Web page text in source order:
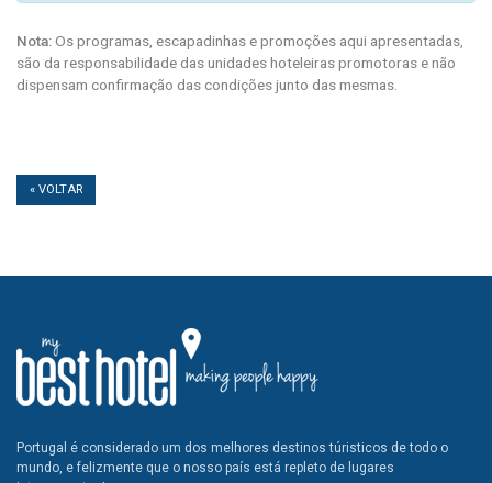
Nota:Os programas, escapadinhas e promoções aqui apresentadas,
são da responsabilidade das unidades hoteleiras promotoras e não
dispensam confirmação das condições junto das mesmas.
« VOLTAR
Portugal é considerado um dos melhores destinos túristicos de todo o
mundo, e felizmente que o nosso país está repleto de lugares